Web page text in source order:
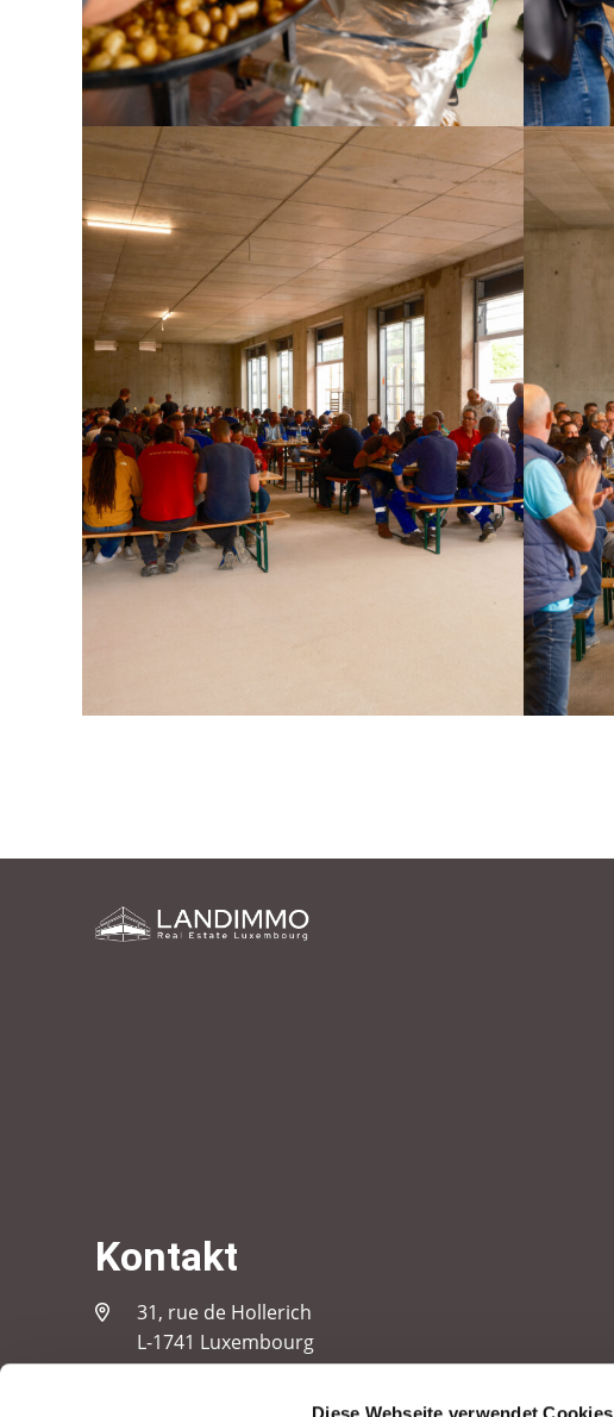
Diese Webseite verwendet Cookies
Kontakt
31, rue de Hollerich
L-1741 Luxembourg
Folgen Sie uns